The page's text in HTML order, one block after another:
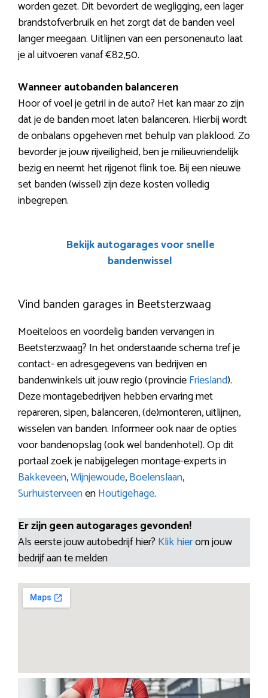
worden gezet. Dit bevordert de wegligging, een lager
brandstofverbruik en het zorgt dat de banden veel
langer meegaan. Uitlijnen van een personenauto laat
je al uitvoeren vanaf €82,50.
Wanneer autobanden balanceren
Hoor of voel je getril in de auto? Het kan maar zo zijn
dat je de banden moet laten balanceren. Hierbij wordt
de onbalans opgeheven met behulp van plaklood. Zo
bevorder je jouw rijveiligheid, ben je milieuvriendelijk
bezig en neemt het rijgenot flink toe. Bij een nieuwe
set banden (wissel) zijn deze kosten volledig
inbegrepen.
Bekijk autogarages voor snelle
bandenwissel
Vind banden garages in Beetsterzwaag
Moeiteloos en voordelig banden vervangen in
Beetsterzwaag? In het onderstaande schema tref je
contact- en adresgegevens van bedrijven en
bandenwinkels uit jouw regio (provincieFriesland).
Deze montagebedrijven hebben ervaring met
repareren, sipen, balanceren, (de)monteren, uitlijnen,
wisselen van banden. Informeer ook naar de opties
voor bandenopslag (ook wel bandenhotel). Op dit
portaal zoek je nabijgelegen montage-experts in
Bakkeveen,Wijnjewoude,Boelenslaan,
SurhuisterveenenHoutigehage.
Er zijn geen autogarages gevonden!
Als eerste jouw autobedrijf hier? Klik hierom jouw
bedrijf aan te melden